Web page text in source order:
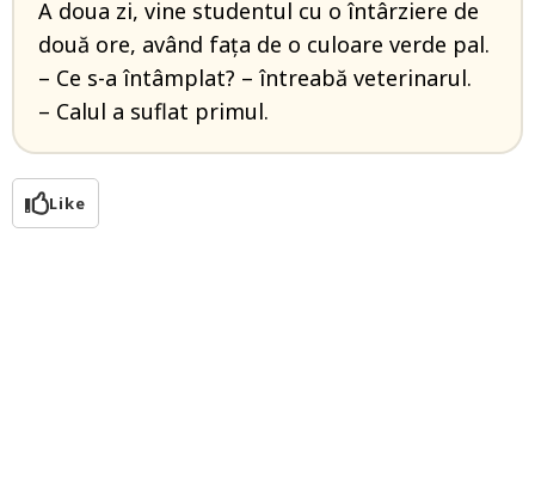
A doua zi, vine studentul cu o întârziere de
două ore, având fața de o culoare verde pal.
– Ce s-a întâmplat? – întreabă veterinarul.
– Calul a suflat primul.
Like